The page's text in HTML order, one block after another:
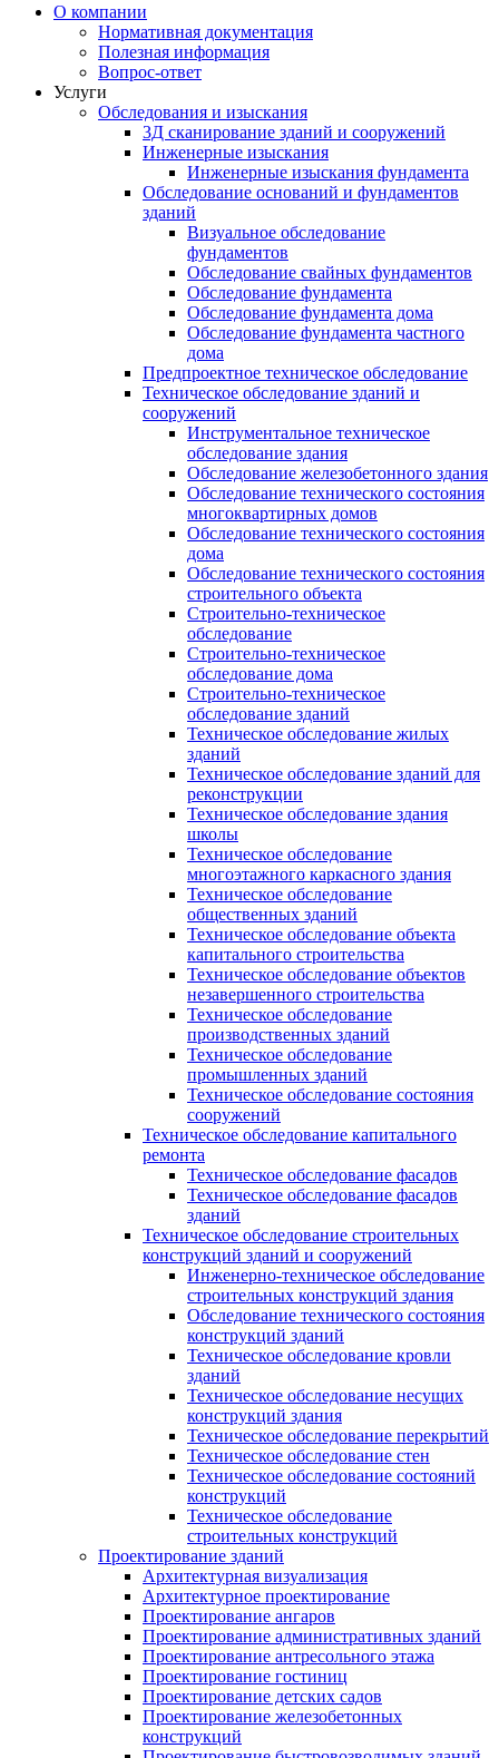
О компании
Нормативная документация
Полезная информация
Вопрос-ответ
Услуги
Обследования и изыскания
3Д сканирование зданий и сооружений
Инженерные изыскания
Инженерные изыскания фундамента
Обследование оснований и фундаментов
зданий
Визуальное обследование
фундаментов
Обследование свайных фундаментов
Обследование фундамента
Обследование фундамента дома
Обследование фундамента частного
дома
Предпроектное техническое обследование
Техническое обследование зданий и
сооружений
Инструментальное техническое
обследование здания
Обследование железобетонного здания
Обследование технического состояния
многоквартирных домов
Обследование технического состояния
дома
Обследование технического состояния
строительного объекта
Строительно-техническое
обследование
Строительно-техническое
обследование дома
Строительно-техническое
обследование зданий
Техническое обследование жилых
зданий
Техническое обследование зданий для
реконструкции
Техническое обследование здания
школы
Техническое обследование
многоэтажного каркасного здания
Техническое обследование
общественных зданий
Техническое обследование объекта
капитального строительства
Техническое обследование объектов
незавершенного строительства
Техническое обследование
производственных зданий
Техническое обследование
промышленных зданий
Техническое обследование состояния
сооружений
Техническое обследование капитального
ремонта
Техническое обследование фасадов
Техническое обследование фасадов
зданий
Техническое обследование строительных
конструкций зданий и сооружений
Инженерно-техническое обследование
строительных конструкций здания
Обследование технического состояния
конструкций зданий
Техническое обследование кровли
зданий
Техническое обследование несущих
конструкций здания
Техническое обследование перекрытий
Техническое обследование стен
Техническое обследование состояний
конструкций
Техническое обследование
строительных конструкций
Проектирование зданий
Архитектурная визуализация
Архитектурное проектирование
Проектирование ангаров
Проектирование административных зданий
Проектирование антресольного этажа
Проектирование гостиниц
Проектирование детских садов
Проектирование железобетонных
конструкций